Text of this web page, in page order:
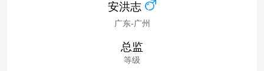
安洪志
广东-广州
总监
等级